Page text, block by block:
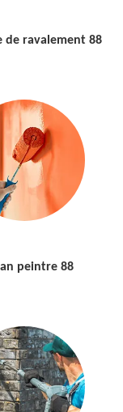
de ravalement 88
peintre 88